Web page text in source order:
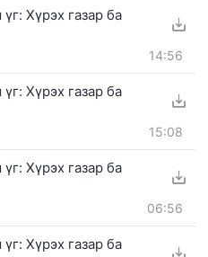
Хүрэх газар ба
14:56
Хүрэх газар ба
15:08
Хүрэх газар ба
06:56
Хүрэх газар ба